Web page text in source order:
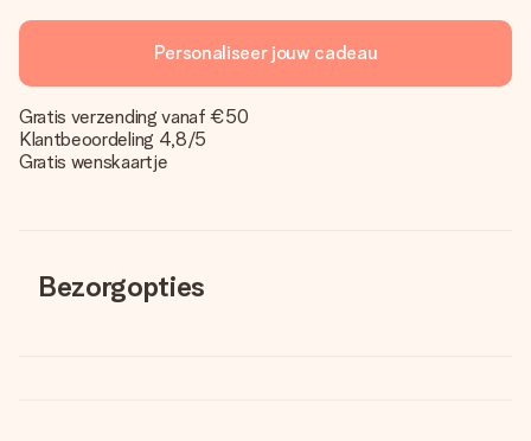
Personaliseer jouw cadeau
Gratis verzending vanaf €50
Klantbeoordeling 4,8/5
Gratis wenskaartje
Bezorgopties